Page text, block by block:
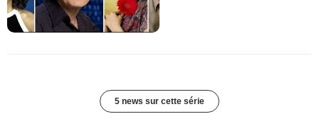
5 news sur cette série